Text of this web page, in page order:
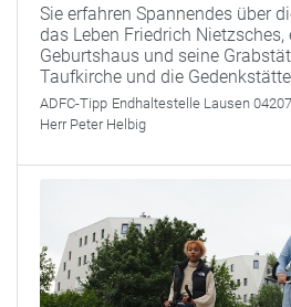
Sie erfahren Spannendes über
das Leben Friedrich Nietzsches,
Geburtshaus und seine
Taufkirche und die
ADFC-Tipp Endhaltestelle Lausen
Herr Peter Helbig